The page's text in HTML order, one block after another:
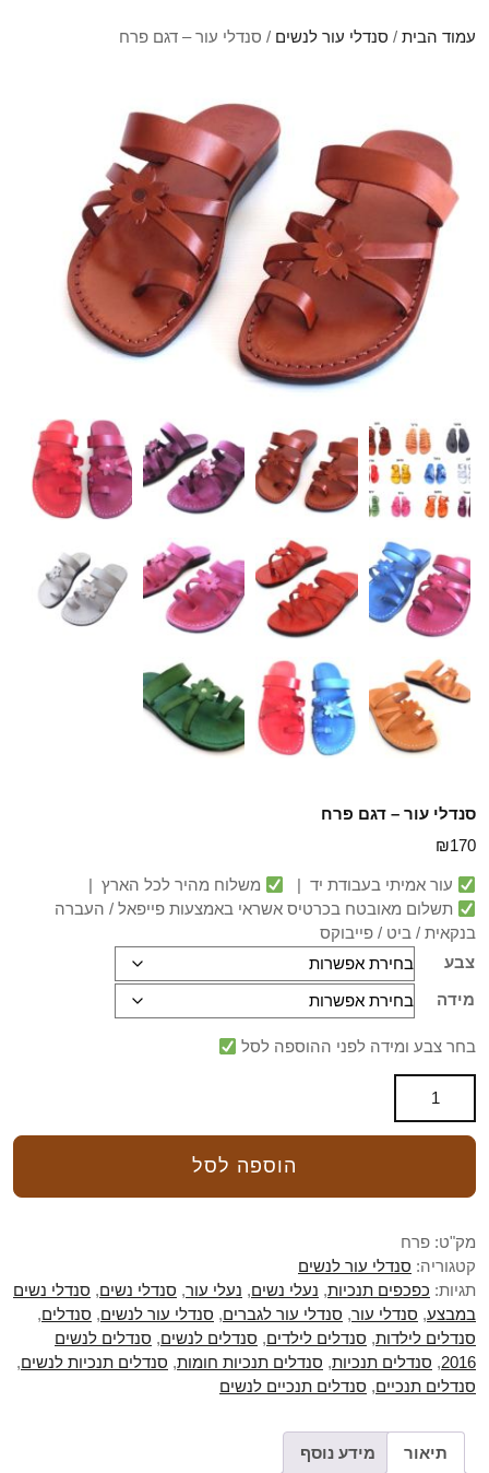
עמוד הבית / סנדלי עור לנשים / סנדלי עור – דגם פרח
סנדלי עור – דגם פרח
₪170
עור אמיתי בעבודת יד |
משלוח מהיר לכל הארץ |
תשלום מאובטח בכרטיס אשראי באמצעות פייפאל / העברה
בנקאית / ביט / פייבוקס
צבע
מידה
בחר צבע ומידה לפני ההוספה לסל
הוספה לסל
מק"ט: פרח
קטגוריה: סנדלי עור לנשים
תגיות: כפכפים תנכיות, נעלי נשים, נעלי עור, סנדלי נשים, סנדלי נשים
במבצע, סנדלי עור, סנדלי עור לגברים, סנדלי עור לנשים, סנדלים,
סנדלים לילדות, סנדלים לילדים, סנדלים לנשים, סנדלים לנשים
2016
, סנדלים תנכיות, סנדלים תנכיות חומות, סנדלים תנכיות לנשים,
סנדלים תנכיים, סנדלים תנכיים לנשים
תיאור מידע נוסף